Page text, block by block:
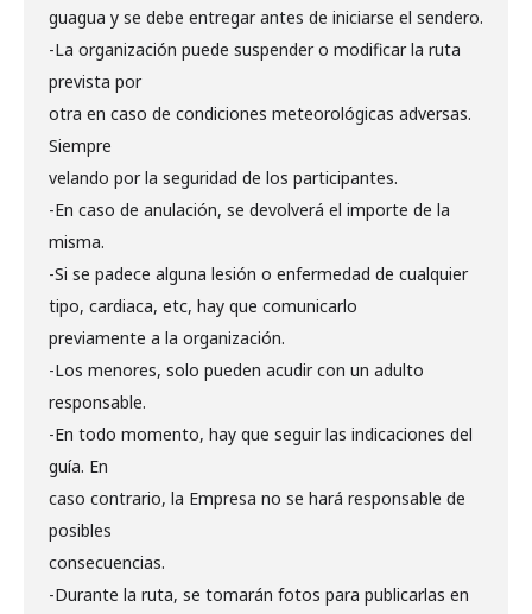
guagua y se debe entregar antes de iniciarse el sendero.
-La organización puede suspender o modificar la ruta
prevista por
otra en caso de condiciones meteorológicas adversas.
Siempre
velando por la seguridad de los participantes.
-En caso de anulación, se devolverá el importe de la
misma.
-Si se padece alguna lesión o enfermedad de cualquier
tipo, cardiaca, etc, hay que comunicarlo
previamente a la organización.
-Los menores, solo pueden acudir con un adulto
responsable.
-En todo momento, hay que seguir las indicaciones del
guía. En
caso contrario, la Empresa no se hará responsable de
posibles
consecuencias.
-Durante la ruta, se tomarán fotos para publicarlas en